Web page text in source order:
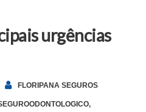
urgências
FLORIPANA SEGUROS
,